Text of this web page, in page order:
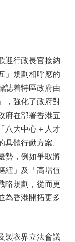
行政長官接納
」規劃相呼應的
誌着特區政府由
，強化了政府對
府在部署香港五
八大中心＋人才
體行動方案。
勢，例如爭取將
紐」及「高增值
略規劃，從而更
為香港開拓更多
衣界立法會議